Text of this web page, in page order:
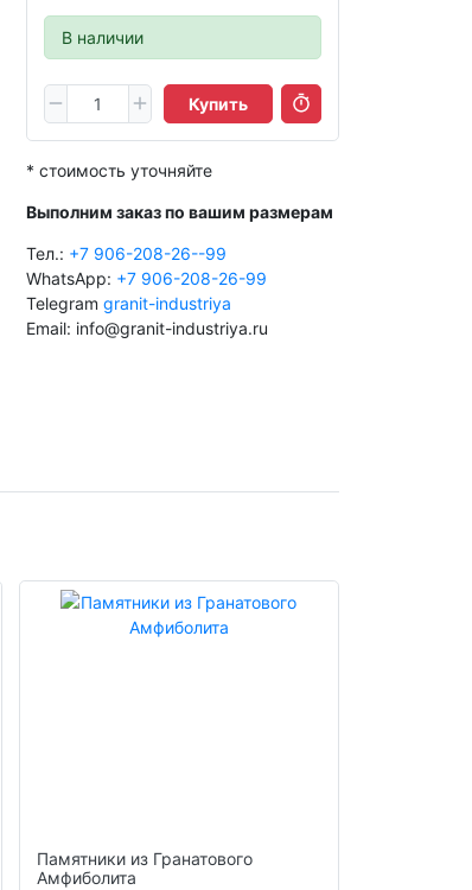
В наличии
Купить
* стоимость уточняйте
Выполним заказ по вашим размерам
Тел.: +7 906-208-26--99
WhatsApp: +7 906-208-26-99
Telegram granit-industriya
Email: info@granit-industriya.ru
Памятники из Гранатового
Амфиболита